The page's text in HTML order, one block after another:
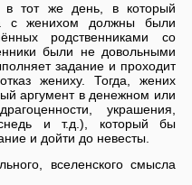
в тот же день, в который
с женихом должны были
родственниками со
были не довольными
задание и проходит
жениху. Тогда, жених
аргумент в денежном или
украшения,
и т.д.), который бы
и дойти до невесты.
вселенского смысла